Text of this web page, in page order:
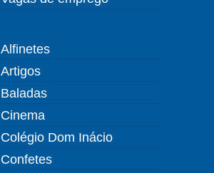
Alfinetes
Artigos
Baladas
Cinema
Colégio Dom Inácio
Confetes